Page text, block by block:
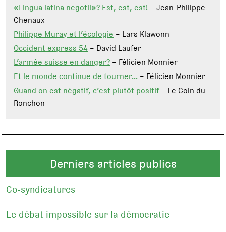
«Lingua latina negotii»? Est, est, est!– Jean-Philippe
Chenaux
Philippe Muray et l’écologie– Lars Klawonn
Occident express 54– David Laufer
L’armée suisse en danger?– Félicien Monnier
Et le monde continue de tourner…– Félicien Monnier
Quand on est négatif, c’est plutôt positif– Le Coin du
Ronchon
Derniers articles publics
Co-syndicatures
Le débat impossible sur la démocratie